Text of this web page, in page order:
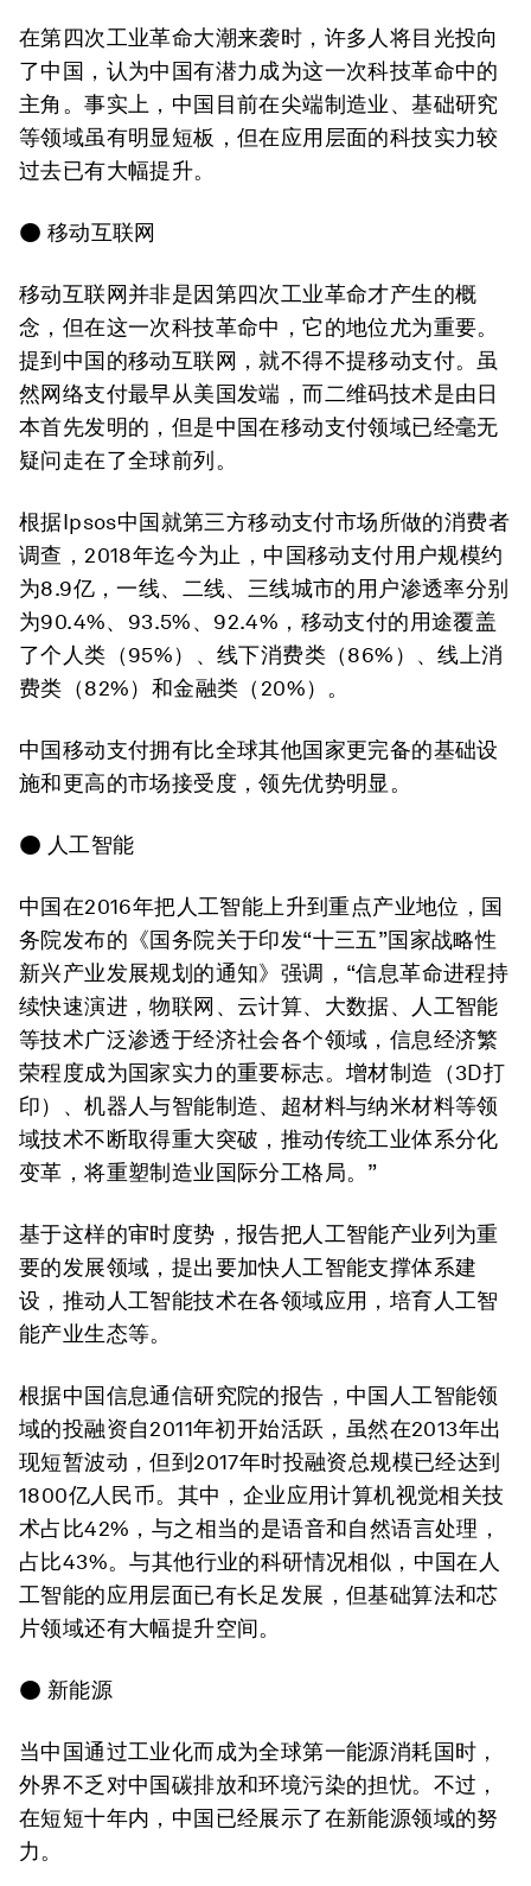
在第四次工业革命大潮来袭时，许多人将目光投向
了中国，认为中国有潜力成为这一次科技革命中的
主角。事实上，中国目前在尖端制造业、基础研究
等领域虽有明显短板，但在应用层面的科技实力较
过去已有大幅提升。
● 移动互联网
移动互联网并非是因第四次工业革命才产生的概
念，但在这一次科技革命中，它的地位尤为重要。
提到中国的移动互联网，就不得不提移动支付。虽
然网络支付最早从美国发端，而二维码技术是由日
本首先发明的，但是中国在移动支付领域已经毫无
疑问走在了全球前列。
根据Ipsos中国就第三方移动支付市场所做的消费者
调查，2018年迄今为止，中国移动支付用户规模约
为8.9亿，一线、二线、三线城市的用户渗透率分别
为90.4%、93.5%、92.4%，移动支付的用途覆盖
了个人类（95%）、线下消费类（86%）、线上消
费类（82%）和金融类（20%）。
中国移动支付拥有比全球其他国家更完备的基础设
施和更高的市场接受度，领先优势明显。
● 人工智能
中国在2016年把人工智能上升到重点产业地位，国
务院发布的《国务院关于印发“十三五”国家战略性
新兴产业发展规划的通知》强调，“信息革命进程持
续快速演进，物联网、云计算、大数据、人工智能
等技术广泛渗透于经济社会各个领域，信息经济繁
荣程度成为国家实力的重要标志。增材制造（3D打
印）、机器人与智能制造、超材料与纳米材料等领
域技术不断取得重大突破，推动传统工业体系分化
变革，将重塑制造业国际分工格局。”
基于这样的审时度势，报告把人工智能产业列为重
要的发展领域，提出要加快人工智能支撑体系建
设，推动人工智能技术在各领域应用，培育人工智
能产业生态等。
根据中国信息通信研究院的报告，中国人工智能领
域的投融资自2011年初开始活跃，虽然在2013年出
现短暂波动，但到2017年时投融资总规模已经达到
1800亿人民币。其中，企业应用计算机视觉相关技
术占比42%，与之相当的是语音和自然语言处理，
占比43%。与其他行业的科研情况相似，中国在人
工智能的应用层面已有长足发展，但基础算法和芯
片领域还有大幅提升空间。
● 新能源
当中国通过工业化而成为全球第一能源消耗国时，
外界不乏对中国碳排放和环境污染的担忧。不过，
在短短十年内，中国已经展示了在新能源领域的努
力。